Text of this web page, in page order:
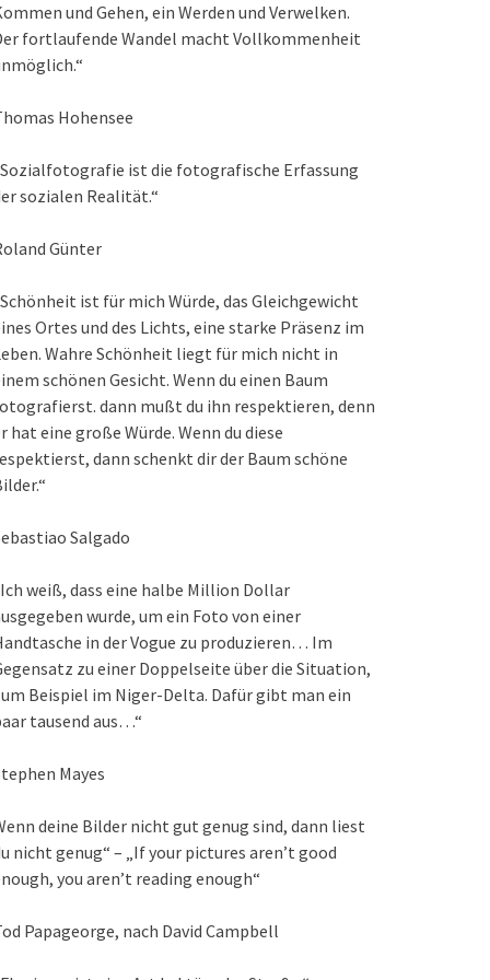
und Gehen, ein Werden und Verwelken.
fortlaufende Wandel macht Vollkommenheit
Hohensee
ist die fotografische Erfassung
sozialen Realität.“
Günter
ist für mich Würde, das Gleichgewicht
Ortes und des Lichts, eine starke Präsenz im
Wahre Schönheit liegt für mich nicht in
schönen Gesicht. Wenn du einen Baum
dann mußt du ihn respektieren, denn
hat eine große Würde. Wenn du diese
dann schenkt dir der Baum schöne
Salgado
weiß, dass eine halbe Million Dollar
wurde, um ein Foto von einer
in der Vogue zu produzieren… Im
zu einer Doppelseite über die Situation,
Beispiel im Niger-Delta. Dafür gibt man ein
tausend aus…“
Mayes
deine Bilder nicht gut genug sind, dann liest
nicht genug“ – „If your pictures aren’t good
you aren’t reading enough“
Papageorge, nach David Campbell